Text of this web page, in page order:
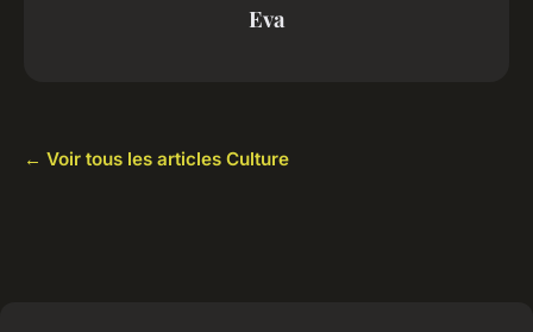
Eva
← Voir tous les articles Culture